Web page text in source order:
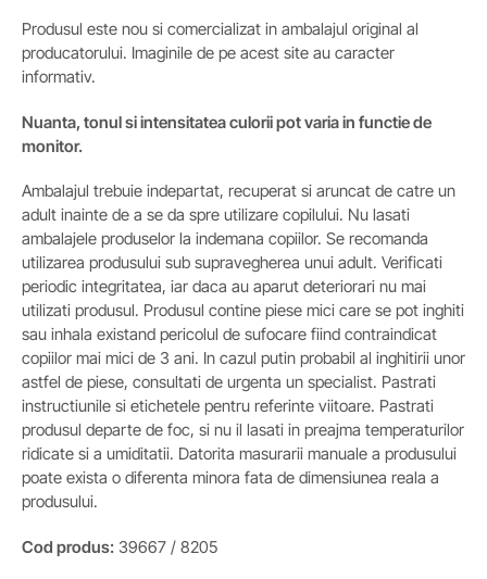
Produsul este nou si comercializat in ambalajul original al
producatorului. Imaginile de pe acest site au caracter
informativ.
Nuanta, tonul si intensitatea culorii pot varia in functie de
monitor.
Ambalajul trebuie indepartat, recuperat si aruncat de catre un
adult inainte de a se da spre utilizare copilului. Nu lasati
ambalajele produselor la indemana copiilor. Se recomanda
utilizarea produsului sub supravegherea unui adult. Verificati
periodic integritatea, iar daca au aparut deteriorari nu mai
utilizati produsul. Produsul contine piese mici care se pot inghiti
sau inhala existand pericolul de sufocare fiind contraindicat
copiilor mai mici de 3 ani. In cazul putin probabil al inghitirii unor
astfel de piese, consultati de urgenta un specialist. Pastrati
instructiunile si etichetele pentru referinte viitoare. Pastrati
produsul departe de foc, si nu il lasati in preajma temperaturilor
ridicate si a umiditatii. Datorita masurarii manuale a produsului
poate exista o diferenta minora fata de dimensiunea reala a
produsului.
Cod produs: 39667 / 8205